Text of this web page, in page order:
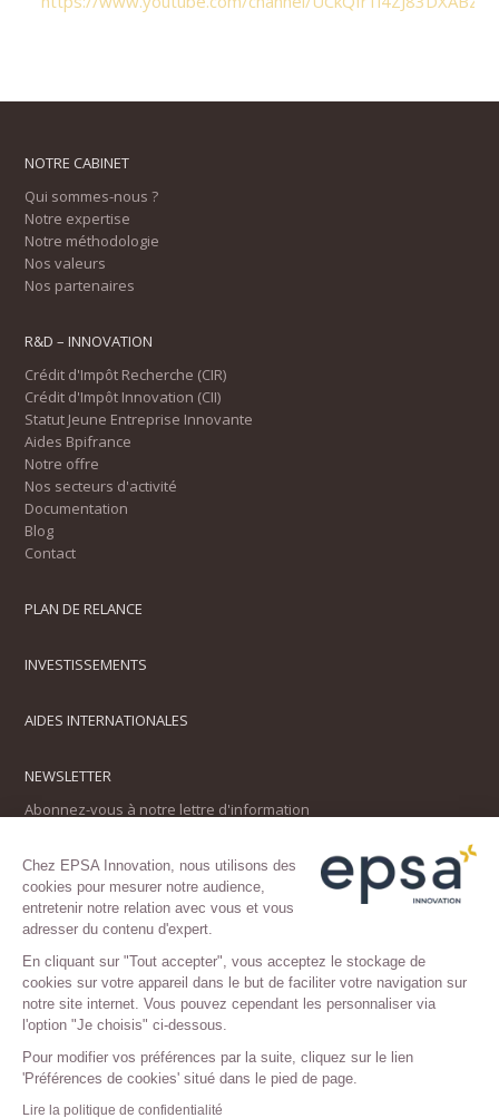
Chez EPSA Innovation, nous utilisons des
cookies pour mesurer notre audience,
entretenir notre relation avec vous et vous
adresser du contenu d'expert.
En cliquant sur "Tout accepter", vous acceptez le stockage de
cookies sur votre appareil dans le but de faciliter votre navigation sur
notre site internet. Vous pouvez cependant les personnaliser via
l'option "Je choisis" ci-dessous.
Pour modifier vos préférences par la suite, cliquez sur le lien
'Préférences de cookies' situé dans le pied de page.
Lire la politique de confidentialité
NOTRE CABINET
Qui sommes-nous ?
Notre expertise
Notre méthodologie
Nos valeurs
Nos partenaires
R&D – INNOVATION
Crédit d'Impôt Recherche (CIR)
Crédit d'Impôt Innovation (CII)
Statut Jeune Entreprise Innovante
Aides Bpifrance
Notre offre
Nos secteurs d'activité
Documentation
Blog
Contact
PLAN DE RELANCE
INVESTISSEMENTS
AIDES INTERNATIONALES
NEWSLETTER
Abonnez-vous à notre lettre d'information
SUIVEZ-NOUS